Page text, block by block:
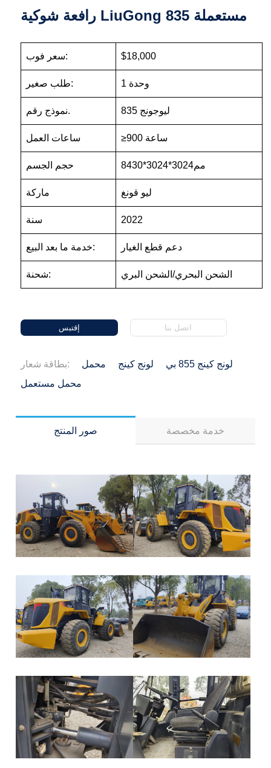
رافعة شوكية LiuGong 835 مستعملة
سعر فوب: $18,000
طلب صغير: وحدة 1
نموذج رقم. ليوجونج 835
ساعات العمل ≥900 ساعة
حجم الجسم 8430*3024*3024مم
ماركة ليو قونغ
سنة 2022
خدمة ما بعد البيع: دعم قطع الغيار
شحنة: الشحن البحري/الشحن البري
إقتبس اتصل بنا
بطاقة شعار: محمل لونج كينج
لونج كينج 855 بي
محمل مستعمل
صور المنتج خدمة مخصصة